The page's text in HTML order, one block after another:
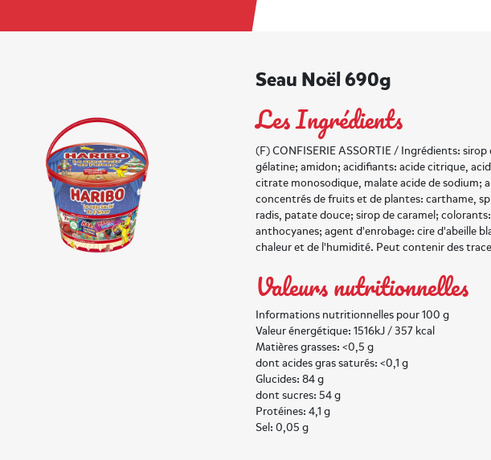
Seau Noël 690g
Les Ingrédients
(F) CONFISERIE ASSORTIE / Ingrédients:
gélatine; amidon; acidifiants: acide citrique,
citrate monosodique, malate acide de sodium;
concentrés de fruits et de plantes: carthame,
radis, patate douce; sirop de caramel;
anthocyanes; agent d'enrobage: cire d'abeille
chaleur et de l'humidité. Peut contenir des
Valeurs nutritionnelles
Informations nutritionnelles pour 100 g
Valeur énergétique: 1516kJ / 357 kcal
Matières grasses: <0,5 g
dont acides gras saturés: <0,1 g
Glucides: 84 g
dont sucres: 54 g
Protéines: 4,1 g
Sel: 0,05 g